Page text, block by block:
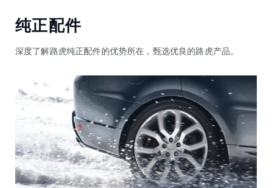
纯正配件
深度了解路虎纯正配件的优势所在，甄选优良的路虎产品。